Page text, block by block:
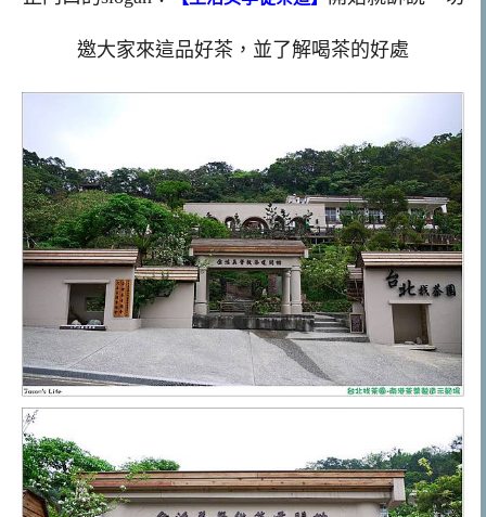
邀大家來這品好茶，並了解喝茶的好處